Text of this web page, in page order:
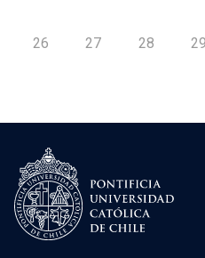
26 27 28 29